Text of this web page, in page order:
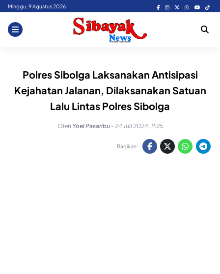
Skip
content
Minggu, 9 Agustus 2026
Polres Sibolga Laksanakan Antisipasi
Kejahatan Jalanan, Dilaksanakan Satuan
Lalu Lintas Polres Sibolga
Oleh Yoel Pasaribu - 24 Juli 2024, 11:25
Bagikan: